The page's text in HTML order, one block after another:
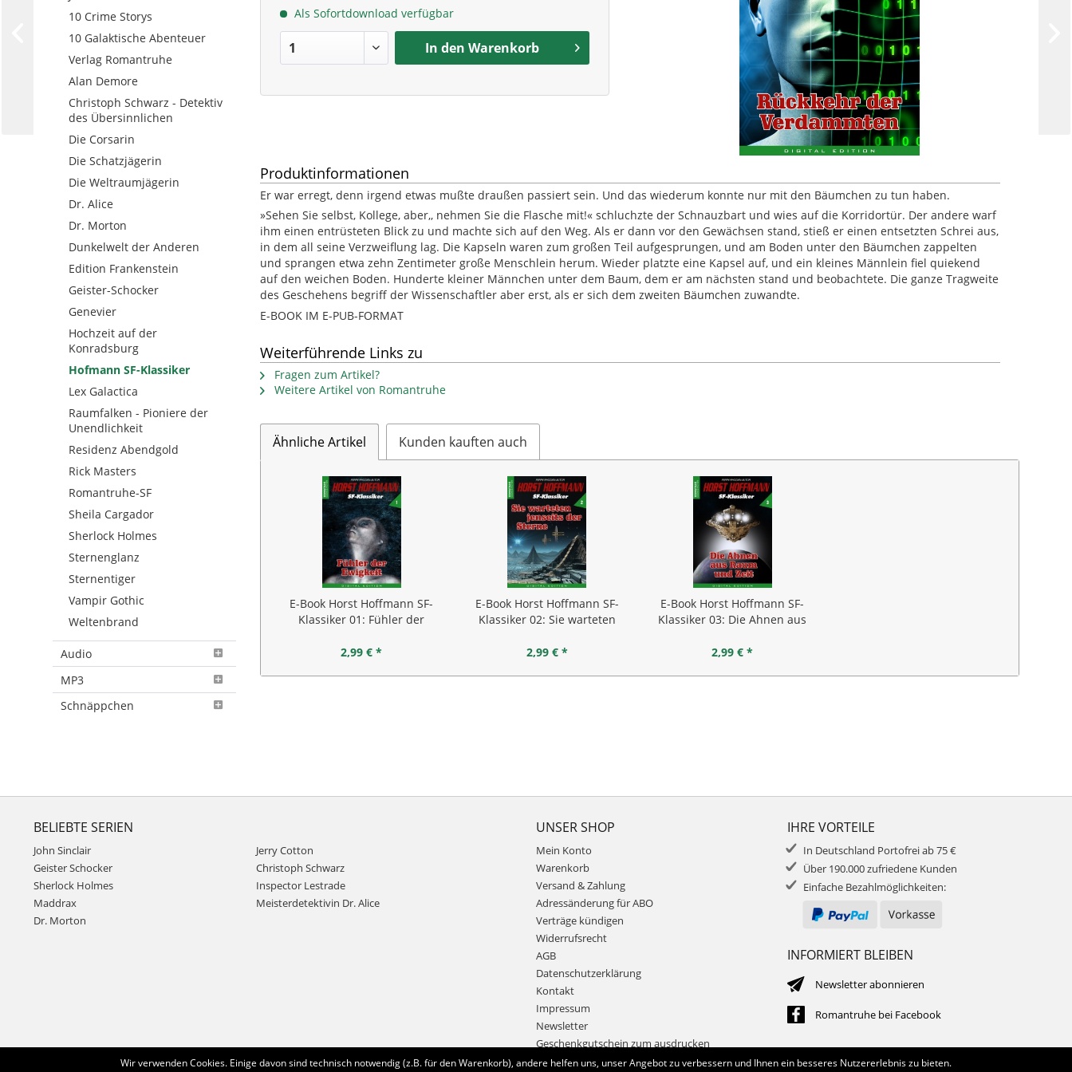
10 Crime Storys
10 Galaktische Abenteuer
Verlag Romantruhe
Alan Demore
Christoph Schwarz - Detektiv
des Übersinnlichen
Die Corsarin
Die Schatzjägerin
Die Weltraumjägerin
Dr. Alice
Dr. Morton
Dunkelwelt der Anderen
Edition Frankenstein
Geister-Schocker
Genevier
Hochzeit auf der
Konradsburg
Hofmann SF-Klassiker
Lex Galactica
Raumfalken - Pioniere der
Unendlichkeit
Residenz Abendgold
Rick Masters
Romantruhe-SF
Sheila Cargador
Sherlock Holmes
Sternenglanz
Sternentiger
Vampir Gothic
Weltenbrand
Audio
MP3
Schnäppchen
Als Sofortdownload verfügbar
In den Warenkorb
Produktinformationen
Er war erregt, denn irgend etwas mußte draußen passiert sein. Und das wiederum konnte nur mit den Bäumchen zu tun haben.
»Sehen Sie selbst, Kollege, aber,, nehmen Sie die Flasche mit!« schluchzte der Schnauzbart und wies auf die Korridortür. Der andere warf
ihm einen entrüsteten Blick zu und machte sich auf den Weg. Als er dann vor den Gewächsen stand, stieß er einen entsetzten Schrei aus,
in dem all seine Verzweiflung lag. Die Kapseln waren zum großen Teil aufgesprungen, und am Boden unter den Bäumchen zappelten
und sprangen etwa zehn Zentimeter große Menschlein herum. Wieder platzte eine Kapsel auf, und ein kleines Männlein fiel quiekend
auf den weichen Boden. Hunderte kleiner Männchen unter dem Baum, dem er am nächsten stand und beobachtete. Die ganze Tragweite
des Geschehens begriff der Wissenschaftler aber erst, als er sich dem zweiten Bäumchen zuwandte.
E-BOOK IM E-PUB-FORMAT
Weiterführende Links zu
Fragen zum Artikel?
Weitere Artikel von Romantruhe
Ähnliche Artikel Kunden kauften auch
E-Book Horst Hoffmann SF-
Klassiker 01: Fühler der
2,99 € *
E-Book Horst Hoffmann SF-
Klassiker 02: Sie warteten
2,99 € *
E-Book Horst Hoffmann SF-
Klassiker 03: Die Ahnen aus
2,99 € *
BELIEBTE SERIEN
John Sinclair
Geister Schocker
Sherlock Holmes
Maddrax
Dr. Morton
Jerry Cotton
Christoph Schwarz
Inspector Lestrade
Meisterdetektivin Dr. Alice
UNSER SHOP
Mein Konto
Warenkorb
Versand & Zahlung
Adressänderung für ABO
Verträge kündigen
Widerrufsrecht
AGB
Datenschutzerklärung
Kontakt
Impressum
Newsletter
Geschenkgutschein zum ausdrucken
IHRE VORTEILE
In Deutschland Portofrei ab 75 €
Über 190.000 zufriedene Kunden
Einfache Bezahlmöglichkeiten:
INFORMIERT BLEIBEN
Newsletter abonnieren
Romantruhe bei Facebook
Wir verwenden Cookies. Einige davon sind technisch notwendig (z.B. für den Warenkorb), andere helfen uns, unser Angebot zu verbessern und Ihnen ein besseres Nutzererlebnis zu bieten.